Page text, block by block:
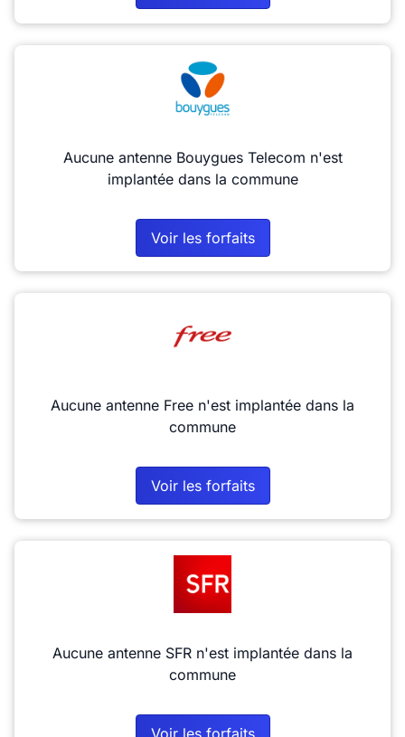
Aucune antenne Bouygues Telecom n'est
implantée dans la commune
Voir les forfaits
Aucune antenne Free n'est implantée dans la
commune
Voir les forfaits
Aucune antenne SFR n'est implantée dans la
commune
Voir les forfaits